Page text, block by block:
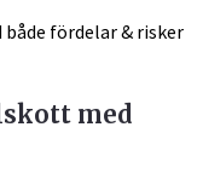
med